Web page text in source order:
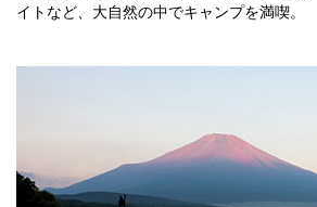
イトなど、大自然の中でキャンプを満喫。